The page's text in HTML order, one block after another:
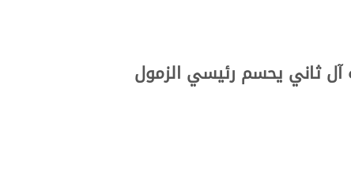
آل ثاني يحسم رئيسي الزمول